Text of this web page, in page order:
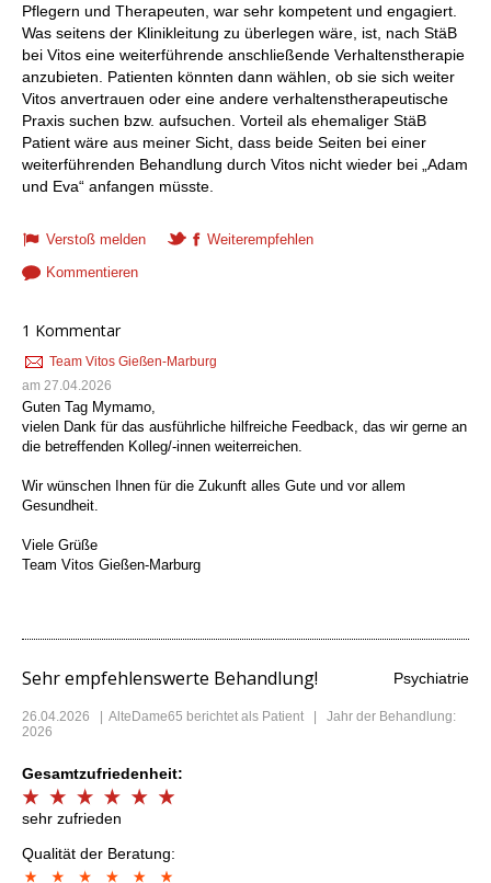
Pflegern und Therapeuten, war sehr kompetent und engagiert.
Was seitens der Klinikleitung zu überlegen wäre, ist, nach StäB
bei Vitos eine weiterführende anschließende Verhaltenstherapie
anzubieten. Patienten könnten dann wählen, ob sie sich weiter
Vitos anvertrauen oder eine andere verhaltenstherapeutische
Praxis suchen bzw. aufsuchen. Vorteil als ehemaliger StäB
Patient wäre aus meiner Sicht, dass beide Seiten bei einer
weiterführenden Behandlung durch Vitos nicht wieder bei „Adam
und Eva“ anfangen müsste.
Verstoß melden
Weiterempfehlen
Kommentieren
1 Kommentar
Team Vitos Gießen-Marburg
am 27.04.2026
Guten Tag Mymamo,
vielen Dank für das ausführliche hilfreiche Feedback, das wir gerne an
die betreffenden Kolleg/-innen weiterreichen.
Wir wünschen Ihnen für die Zukunft alles Gute und vor allem
Gesundheit.
Viele Grüße
Team Vitos Gießen-Marburg
Sehr empfehlenswerte Behandlung! Psychiatrie
26.04.2026 AlteDame65 berichtet als Patient | Jahr der Behandlung:
2026
Gesamtzufriedenheit:
sehr zufrieden
Qualität der Beratung: